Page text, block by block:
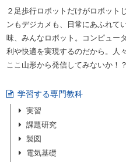
２足歩行ロボットだけがロボット
ンもデジカメも、日常にあふれて
味、みんなロボット。コンピュー
利や快適を実現するのだから。人
ここ山形から発信してみないか！？
学習する専門教科
実習
課題研究
製図
電気基礎